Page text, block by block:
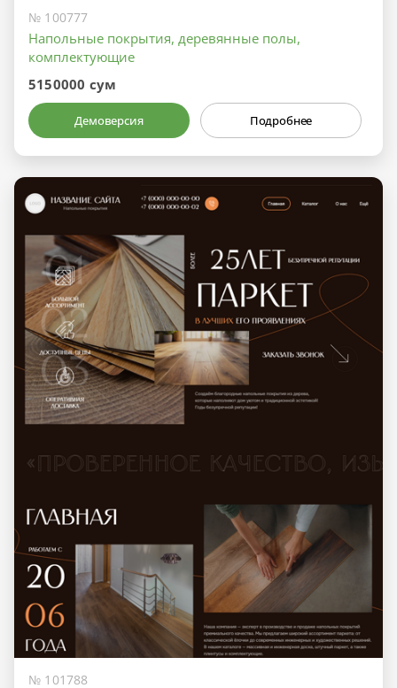
№ 100777
Напольные покрытия, деревянные полы,
комплектующие
5150000 сум
Демоверсия Подробнее
№ 101788